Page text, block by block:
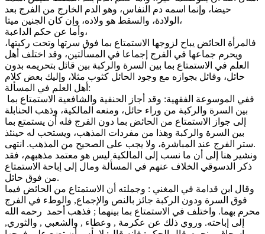
حيضا، وإنما اسمه دم النفاس، وهو الدم الخارج من الفرج بعد
الولادة، والسقط هو ولاده، وإن كان الجنين ميتا،
وأما عن حكم الداعبة،
فالمرأة الحائض يباح لزوجها الاستمتاع بما فوق سرتها وتحت ركبتها،
ويحرم جماعها في الفرج إجماعا في المسألتين، وقد اختلف أهل
العلم في الاستمتاع بما بين السرة والركبة بين قائل بتحريمه بدون
حائل، وقائل بجوازه مع وجود الحائل كثوب مثلا، وإليك بعض كلام
أهل العلم في المسألة:
بين السرة والركبة من وراء حائل، ومنعه المالكية، وذهب الحنابلة
إلى جواز الاستمتاع من الحائض بما دون الفرج فله أن يستمتع بما
بين السرة والركبة وهذا من مفردات المذهب، ويستحب له حينئذ
ستر الفرج عند المباشرة، ولا يجب على الصحيح من المذهب. انتهى.
ونشير هنا إلى أن ما نسب إلى المالكية ليس هو معتمد مذهبهم، فقد
ذكر الدسوقي الخلاف عنهم في المسألة ومال إلى إباحة الاستمتاع
من فوق حائل.
وقال ابن قدامة في المغني : وجملته أن الاستمتاع من الحائض فيما
فوق السرة ودون الركبة جائز بالنص والإجماع, والوطء في الفرج
محرم بهما. واختلف في الاستمتاع بما بينهما ; فذهب أحمد رحمه الله
إلى إباحته. وروي ذلك عن عكرمة , وعطاء , والشعبي , والثوري,